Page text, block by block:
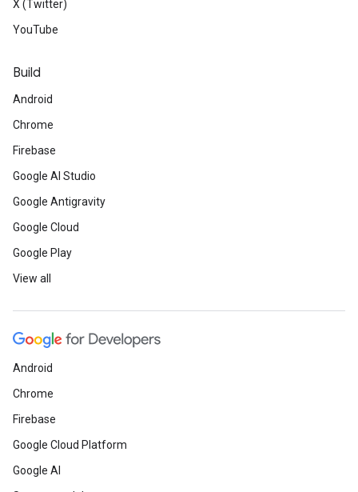
X (Twitter)
YouTube
Build
Android
Chrome
Firebase
Google AI Studio
Google Antigravity
Google Cloud
Google Play
View all
Android
Chrome
Firebase
Google Cloud Platform
Google AI